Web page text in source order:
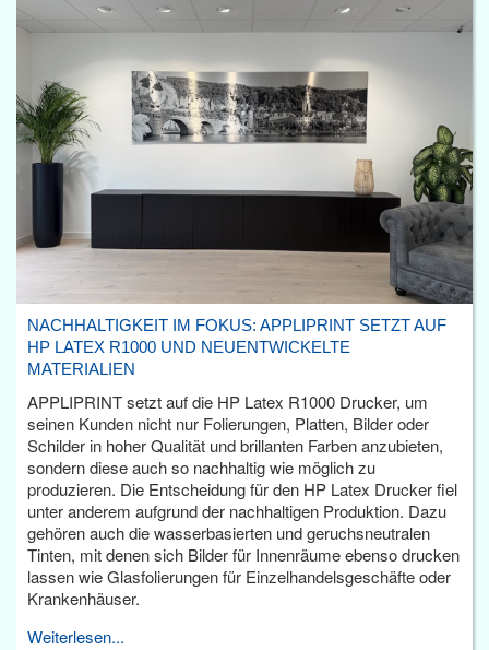
NACHHALTIGKEIT IM FOKUS: APPLIPRINT SETZT AUF
HP LATEX R1000 UND NEUENTWICKELTE
MATERIALIEN
APPLIPRINT setzt auf die HP Latex R1000 Drucker, um
seinen Kunden nicht nur Folierungen, Platten, Bilder oder
Schilder in hoher Qualität und brillanten Farben anzubieten,
sondern diese auch so nachhaltig wie möglich zu
produzieren. Die Entscheidung für den HP Latex Drucker fiel
unter anderem aufgrund der nachhaltigen Produktion. Dazu
gehören auch die wasserbasierten und geruchsneutralen
Tinten, mit denen sich Bilder für Innenräume ebenso drucken
lassen wie Glasfolierungen für Einzelhandelsgeschäfte oder
Krankenhäuser.
Weiterlesen...